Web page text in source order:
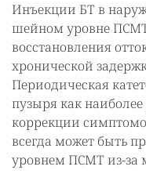
Инъекции БТ в
шейном уровне
восстановления
хронической
Периодическая
пузыря как
коррекции
всегда может быть
уровнем ПСМТ из-за